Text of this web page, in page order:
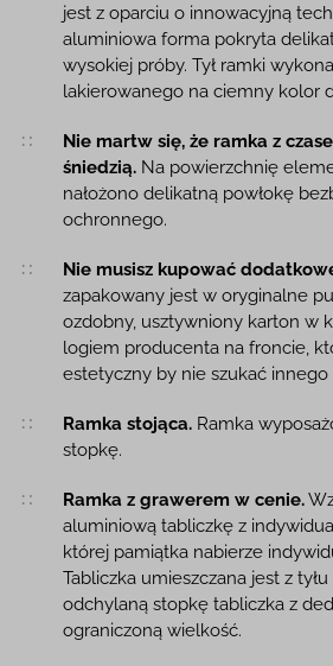
jest z oparciu o innowacyjną
aluminiowa forma pokryta
wysokiej próby. Tył ramki
lakierowanego na ciemny kolor
Nie martw się, że ramka z
śniedzią.Na powierzchnię
nałożono delikatną powłokę
ochronnego.
Nie musisz kupować
zapakowany jest w oryginalne
ozdobny, usztywniony karton w
logiem producenta na froncie,
estetyczny by nie szukać innego
Ramka stojąca.Ramka
stopkę.
Ramka z grawerem w cenie.
aluminiową tabliczkę z
której pamiątka nabierze
Tabliczka umieszczana jest z
odchylaną stopkę tabliczka z
ograniczoną wielkość.